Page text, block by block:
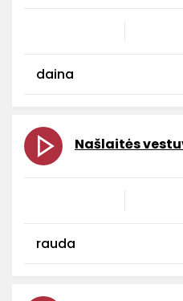
daina
Našlaitės
rauda